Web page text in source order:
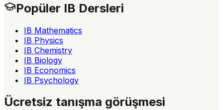
Popüler IB Dersleri
IB Mathematics
IB Physics
IB Chemistry
IB Biology
IB Economics
IB Psychology
Ücretsiz tanışma görüşmesi